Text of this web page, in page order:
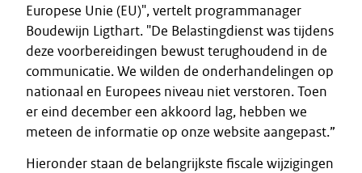
Europese Unie (EU)", vertelt programmanager
Boudewijn Ligthart. "De Belastingdienst was tijdens
deze voorbereidingen bewust terughoudend in de
communicatie. We wilden de onderhandelingen op
nationaal en Europees niveau niet verstoren. Toen
er eind december een akkoord lag, hebben we
meteen de informatie op onze website aangepast.”
Hieronder staan de belangrijkste fiscale wijzigingen